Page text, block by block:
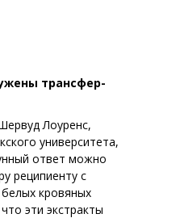
трансфер-
Лоуренс,
университета,
ответ можно
реципиенту с
кровяных
эти экстракты